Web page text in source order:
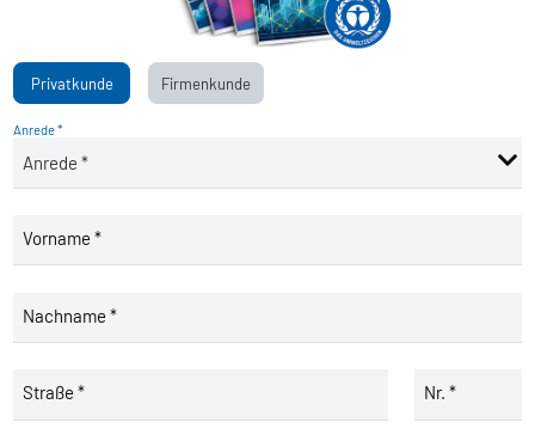
Privatkunde Firmenkunde
Anrede *
Vorname *
Nachname *
Straße * Nr. *